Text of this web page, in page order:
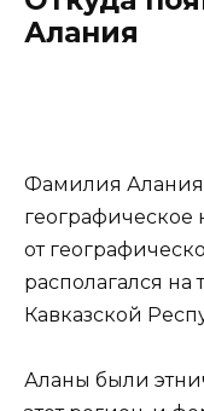
Алания
Фамилия Алания
от
располагался
Кавказской
Аланы были